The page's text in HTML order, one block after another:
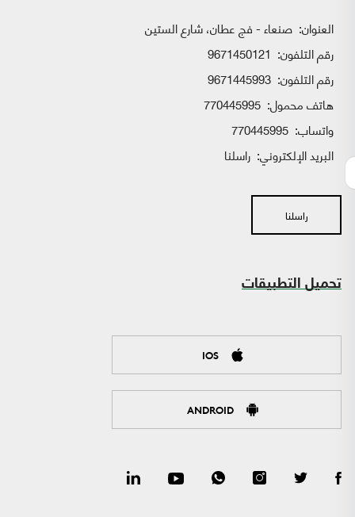
العنوان: صنعاء - فج عطان، شارع الستين
رقم التلفون: 9671450121
رقم التلفون: 9671445993
هاتف محمول: 770445995
واتساب:
البريد الإلكتروني: راسلنا
راسلنا
تحميل التطبيقات
IOS
ANDROID